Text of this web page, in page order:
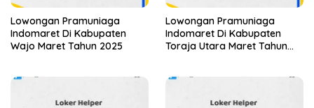
Lowongan Pramuniaga
Indomaret Di Kabupaten
Wajo Maret Tahun 2025
Lowongan Pramuniaga
Indomaret Di Kabupaten
Toraja Utara Maret Tahun